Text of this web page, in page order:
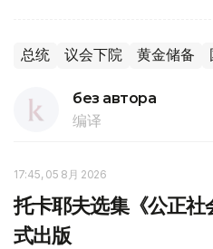
总统 议会下院 黄金储备
без автора
编译
17:45, 05 8月 2026
托卡耶夫选集《公正
式出版